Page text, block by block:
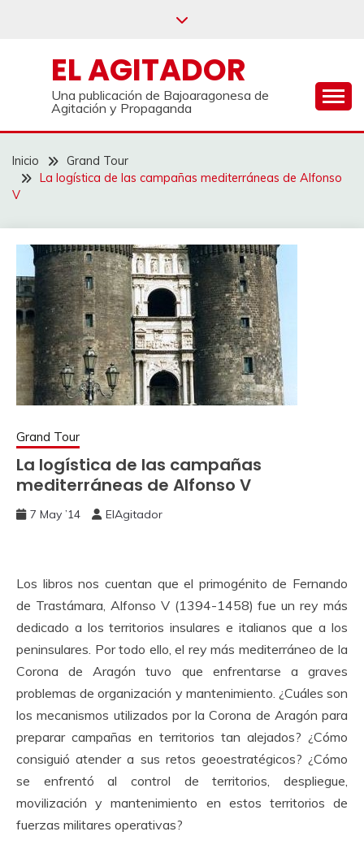
EL AGITADOR
Una publicación de Bajoaragonesa de
Agitación y Propaganda
Inicio
Grand Tour
La logística de las campañas mediterráneas de Alfonso
V
Grand Tour
La logística de las campañas
mediterráneas de Alfonso V
7 May ’14 ElAgitador
Los libros nos cuentan que el primogénito de Fernando
de Trastámara, Alfonso V (1394-1458) fue un rey más
dedicado a los territorios insulares e italianos que a los
peninsulares. Por todo ello, el rey más mediterráneo de la
Corona de Aragón tuvo que enfrentarse a graves
problemas de organización y mantenimiento. ¿Cuáles son
los mecanismos utilizados por la Corona de Aragón para
preparar campañas en territorios tan alejados? ¿Cómo
consiguió atender a sus retos geoestratégicos? ¿Cómo
se enfrentó al control de territorios, despliegue,
movilización y mantenimiento en estos territorios de
fuerzas militares operativas?